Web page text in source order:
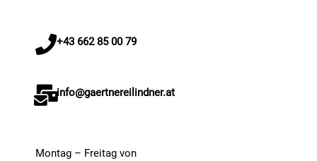
+43 662 85 00 79
info@gaertnereilindner.at
Montag – Freitag von